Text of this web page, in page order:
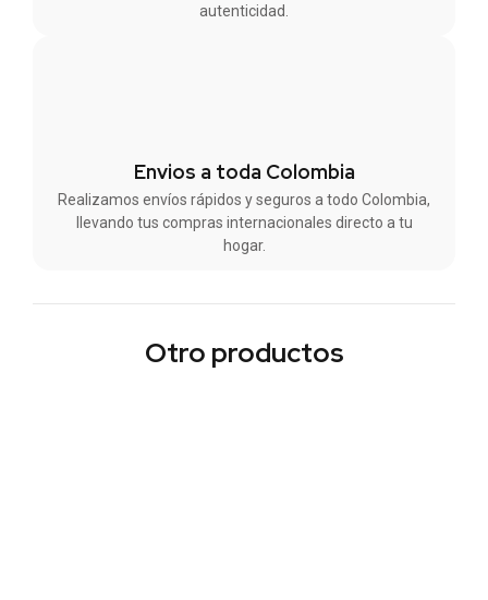
autenticidad.
Envios a toda Colombia
Realizamos envíos rápidos y seguros a todo Colombia,
llevando tus compras internacionales directo a tu
hogar.
Otro productos